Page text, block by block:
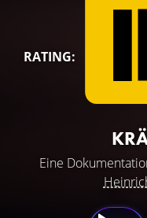
RATING:
Eine